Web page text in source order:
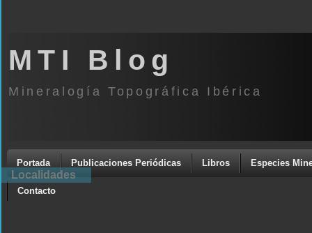
MTI Blog
Mineralogía Topográfica Ibérica
Portada Publicaciones Periódicas Libros Especies
Contacto
Localidades